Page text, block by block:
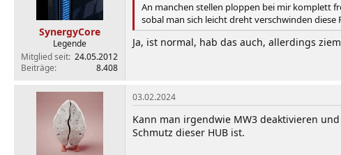
SynergyCore
Legende
Mitglied seit 24.05.2012
Beiträge
8.408
An manchen stellen ploppen bei mir komplett
sobal man sich leicht dreht verschwinden
Ja, ist normal, hab das auch, allerdings
03.02.2024
Kann man irgendwie MW3 deaktivieren
Schmutz dieser HUB ist.